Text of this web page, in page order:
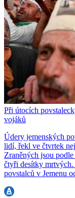
Při útocích
vojáků
Údery jemenských
lidí, řekl ve čtvrtek
Zraněných jsou
čtyři desítky
povstalců v Jemenu